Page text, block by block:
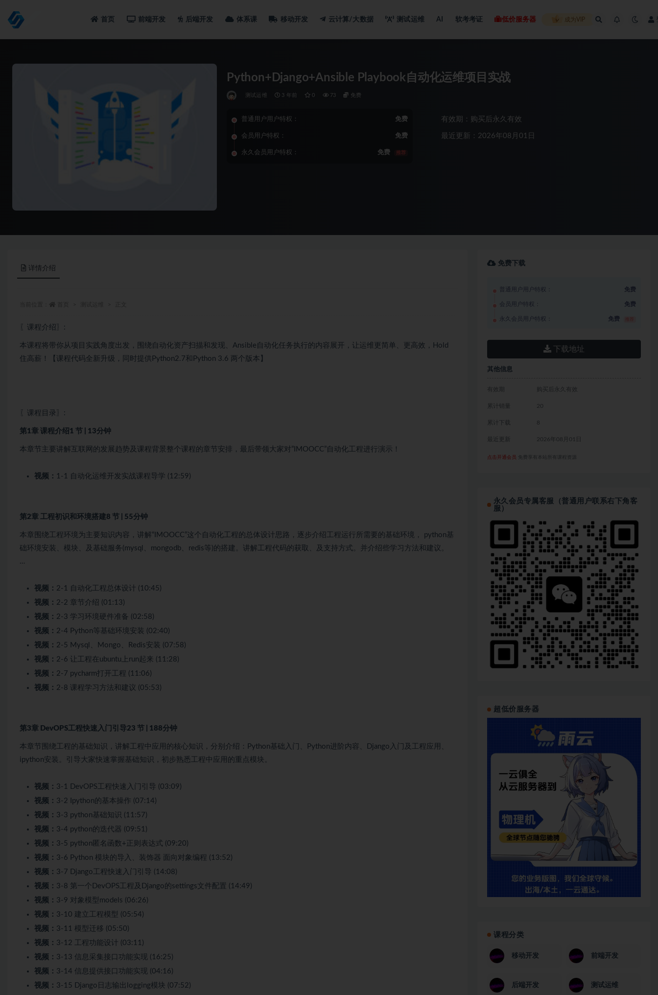
首页 前端开发 后端开发 体系课 移动开发 云计算/大数据 测试运维 AI 软考考证 低价服务器 成为VIP
Python+Django+Ansible Playbook自动化运维项目实战
测试运维 3 年前 0 73 免费
普通用户用户特权： 免费
会员用户特权： 免费
永久会员用户特权： 免费 推荐
有效期：购买后永久有效
最近更新：2026年08月01日
详情介绍
〖课程介绍〗:
本课程将带你从项目实践角度出发，围绕自动化资产扫描和发现、Ansible自动化任务执行的内容展开，让运维更简单、更高效，Hold
住高薪！【课程代码全新升级，同时提供Python2.7和Python 3.6 两个版本】
〖课程目录〗:
第1章 课程介绍 1 节 | 13分钟
本章节主要讲解互联网的发展趋势及课程背景整个课程的章节安排，最后带领大家对”IMOOCC”自动化工程进行演示！
视频： 1-1 自动化运维开发实战课程导学 (12:59)
第2章 工程初识和环境搭建 8 节 | 55分钟
本章围绕工程环境为主要知识内容，讲解“IMOOCC”这个自动化工程的总体设计思路，逐步介绍工程运行所需要的基础环境， python基
础环境安装、模块、及基础服务(mysql、mongodb、redis等)的搭建。讲解工程代码的获取、及支持方式。并介绍些学习方法和建议。
…
视频： 2-1 自动化工程总体设计 (10:45)
视频： 2-2 章节介绍 (01:13)
视频： 2-3 学习环境硬件准备 (02:58)
视频： 2-4 Python等基础环境安装 (02:40)
视频： 2-5 Mysql、Mongo、Redis安装 (07:58)
视频： 2-6 让工程在ubuntu上run起来 (11:28)
视频： 2-7 pycharm打开工程 (11:06)
视频： 2-8 课程学习方法和建议 (05:53)
第3章 DevOPS工程快速入门引导23 节 | 188分钟
本章节围绕工程的基础知识，讲解工程中应用的核心知识，分别介绍：Python基础入门、Python进阶内容、Django入门及工程应用、
ipython安装。引导大家快速掌握基础知识，初步熟悉工程中应用的重点模块。
视频： 3-1 DevOPS工程快速入门引导 (03:09)
视频： 3-2 Ipython的基本操作 (07:14)
视频： 3-3 python基础知识 (11:57)
视频： 3-4 python的迭代器 (09:51)
视频： 3-5 python匿名函数+正则表达式 (09:20)
视频： 3-6 Python 模块的导入、装饰器 面向对象编程 (13:52)
视频： 3-7 Django工程快速入门引导 (14:08)
视频： 3-8 第一个DevOPS工程及Django的settings文件配置 (14:49)
视频： 3-9 对象模型models (06:26)
视频： 3-10 建立工程模型 (05:54)
视频： 3-11 模型迁移 (05:50)
视频： 3-12 工程功能设计 (03:11)
视频： 3-13 信息采集接口功能实现 (16:25)
视频： 3-14 信息提供接口功能实现 (04:16)
视频： 3-15 Django日志输出logging模块 (07:52)
免费下载
普通用户用户特权： 免费
会员用户特权： 免费
永久会员用户特权： 免费
下载地址
其他信息
有效期 购买后永久有效
累计销量 20
累计下载 8
最近更新 2026年08月01日
点击开通会员 免费享有本站所有课程资源
永久会员专属客服（普通用户联系右下角客
服）
超低价服务器
课程分类
移动开发 前端开发
后端开发 测试运维